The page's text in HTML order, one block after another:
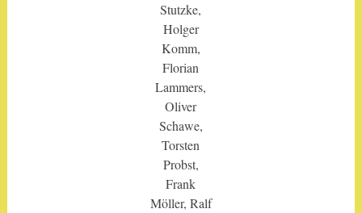
Stutzke,
Holger
Komm,
Florian
Lammers,
Oliver
Schawe,
Torsten
Probst,
Frank
Möller, Ralf